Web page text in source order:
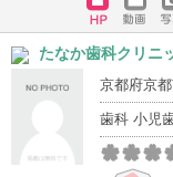
ホームペ
ージ
動画
たなか歯科クリニ
京都府京
歯科 小児